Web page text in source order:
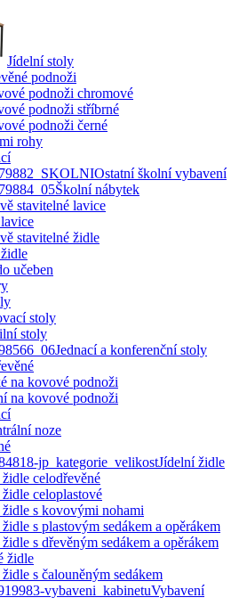
Jídelní stoly
podnoži
podnoži chromové
podnoži stříbrné
podnoži černé
rohy
Ostatní školní vybavení
Školní nábytek
stavitelné lavice
stavitelné židle
učeben
stoly
stoly
Jednací a konferenční stoly
na kovové podnoži
na kovové podnoži
noze
Jídelní židle
celodřevěné
celoplastové
s kovovými nohami
s plastovým sedákem a opěrákem
s dřevěným sedákem a opěrákem
židle
s čalouněným sedákem
Vybavení